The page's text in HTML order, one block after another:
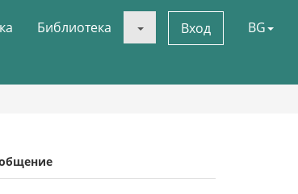
Библиотека Вход BG